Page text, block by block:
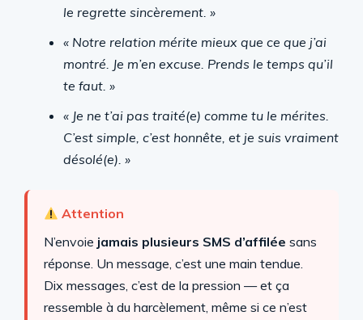
le regrette sincèrement. »
« Notre relation mérite mieux que ce que j’ai
montré. Je m’en excuse. Prends le temps qu’il
te faut. »
« Je ne t’ai pas traité(e) comme tu le mérites.
C’est simple, c’est honnête, et je suis vraiment
désolé(e). »
Attention
N’envoie jamais plusieurs SMS d’affilée sans
réponse. Un message, c’est une main tendue.
Dix messages, c’est de la pression — et ça
ressemble à du harcèlement, même si ce n’est